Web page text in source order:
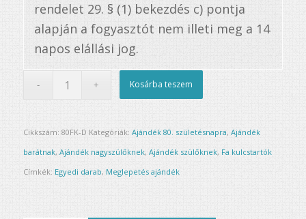
rendelet 29. § (1) bekezdés c) pontja
alapján a fogyasztót nem illeti meg a 14
napos elállási jog.
Kosárba teszem
Cikkszám: 80FK-D Kategóriák: Ajándék 80. születésnapra, Ajándék
barátnak, Ajándék nagyszülőknek, Ajándék szülőknek, Fa kulcstartók
Címkék: Egyedi darab, Meglepetés ajándék